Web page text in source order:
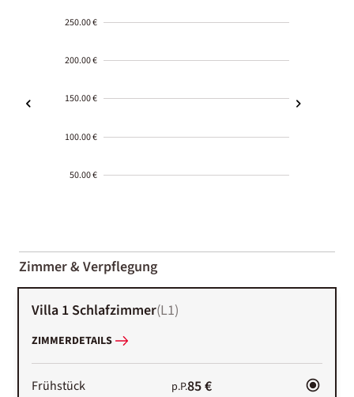
250.00 €
200.00 €
150.00 €
100.00 €
50.00 €
01-02
Zimmer & Verpflegung
Villa 1 Schlafzimmer(L1)
ZIMMERDETAILS
Frühstück p.P.85 €